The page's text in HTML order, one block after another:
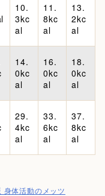
10.
3kc
al
11.
8kc
al
13.
2kc
al
14.
0kc
al
16.
0kc
al
18.
0kc
al
29.
4kc
al
33.
6kc
al
37.
8kc
al
身体活動のメッツ